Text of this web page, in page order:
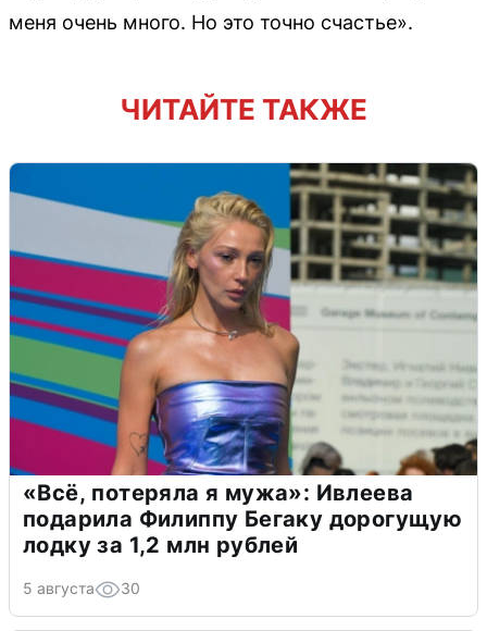
меня очень много. Но это точно счастье».
ЧИТАЙТЕ ТАКЖЕ
«Всё, потеряла я мужа»: Ивлеева
подарила Филиппу Бегаку дорогущую
лодку за 1,2 млн рублей
5 августа 30